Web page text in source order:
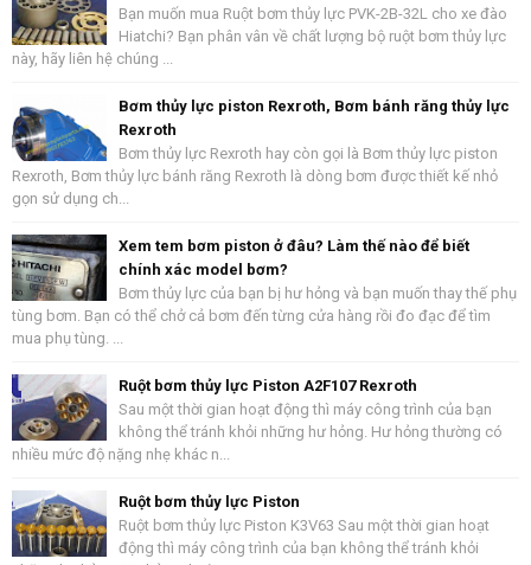
Bạn muốn mua Ruột bơm thủy lực PVK-2B-32L cho xe đào
Hiatchi? Bạn phân vân về chất lượng bộ ruột bơm thủy lực
này, hãy liên hệ chúng ...
Bơm thủy lực piston Rexroth, Bơm bánh răng thủy lực
Rexroth
Bơm thủy lực Rexroth hay còn gọi là Bơm thủy lực piston
Rexroth, Bơm thủy lực bánh răng Rexroth là dòng bơm được thiết kế nhỏ
gọn sử dụng ch...
Xem tem bơm piston ở đâu? Làm thế nào để biết
chính xác model bơm?
Bơm thủy lực của bạn bị hư hỏng và bạn muốn thay thế phụ
tùng bơm. Bạn có thể chở cả bơm đến từng cửa hàng rồi đo đạc để tìm
mua phụ tùng. ...
Ruột bơm thủy lực Piston A2F107 Rexroth
Sau một thời gian hoạt động thì máy công trình của bạn
không thể tránh khỏi những hư hỏng. Hư hỏng thường có
nhiều mức độ nặng nhẹ khác n...
Ruột bơm thủy lực Piston
Ruột bơm thủy lực Piston K3V63 Sau một thời gian hoạt
động thì máy công trình của bạn không thể tránh khỏi